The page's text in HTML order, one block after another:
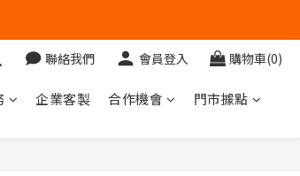
聯絡我們
會員登入 購物車(0)
企業客製 合作機會 門市據點